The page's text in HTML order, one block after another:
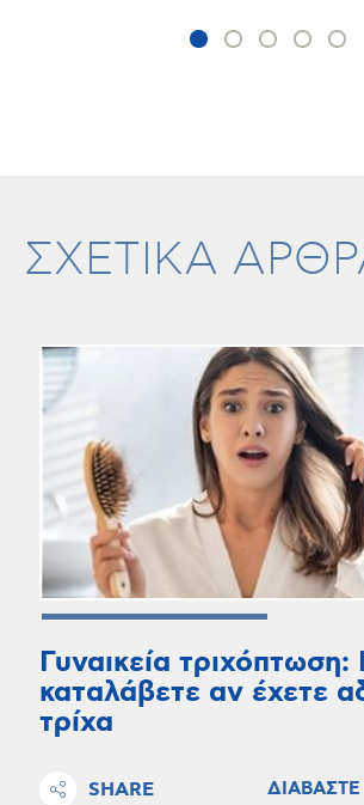
ΣΧΕΤΙΚΑ
Γυναικεία
καταλάβετε αν έχετε
τρίχα
SHARE